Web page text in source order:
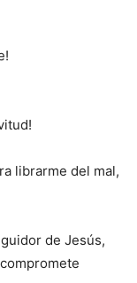
librarme del mal,
de Jesús,